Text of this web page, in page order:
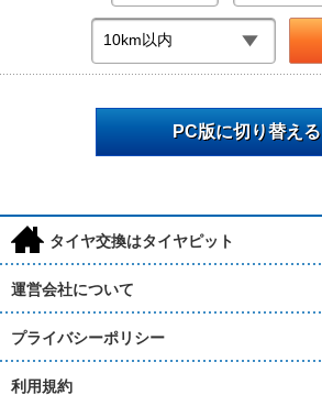
PC版に切り替える
h タイヤ交換はタイヤピット
運営会社について
プライバシーポリシー
利用規約